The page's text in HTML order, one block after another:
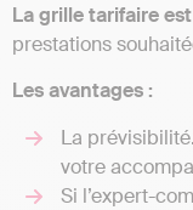
La grille tarifaire
prestations
Les avantages :
La
votre
Si l’expert-